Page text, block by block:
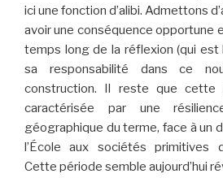
ici une fonction d’alibi. Admettons
avoir une conséquence opportune
temps long de la réflexion (qui est
sa responsabilité dans ce
construction. Il reste que cette
caractérisée par une
géographique du terme, face à un
l’École aux sociétés primitives
Cette période semble aujourd’hui